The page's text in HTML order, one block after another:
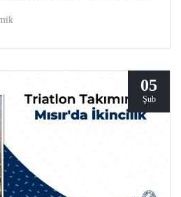
Bilimde Kadın ve
05
Şub